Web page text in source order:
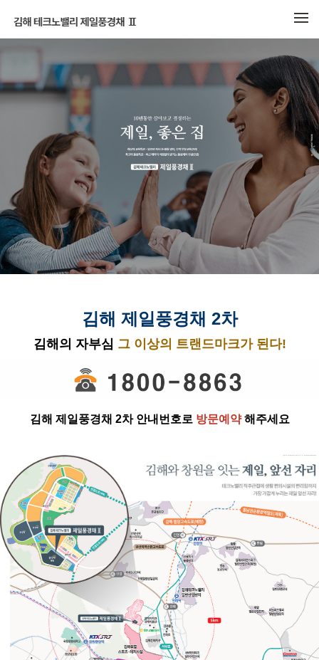
김해 제일풍경채 2차
김해의 자부심 그 이상의 트랜드마크가 된다!
김해 제일풍경채 2차 안내번호로 방문예약해주세요